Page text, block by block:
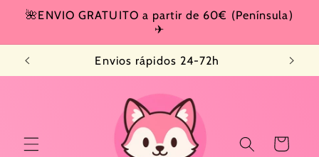
directamente
🌺ENVIO GRATUITO a partir de 60€ (Península)
✈
Envios rápidos 24-72h
Carrito